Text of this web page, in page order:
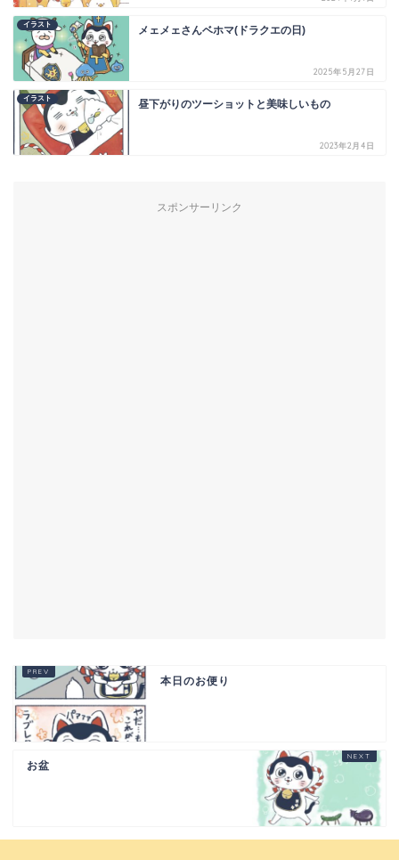
イラスト メェメェさんベホマ(ドラクエの日)
2025年5月27日
イラスト 昼下がりのツーショットと美味しいもの
2023年2月4日
スポンサーリンク
本日のお便り
お盆